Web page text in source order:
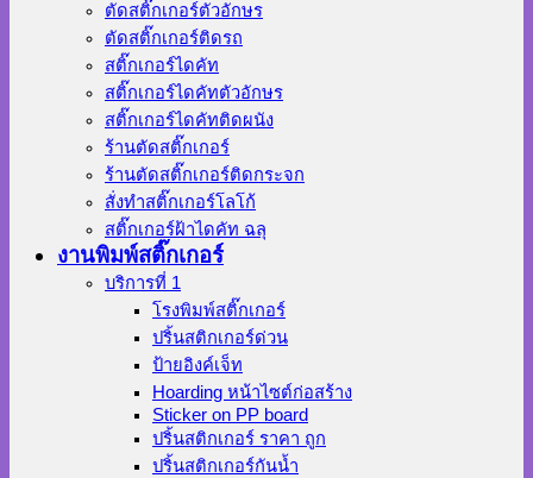
ตัดสติ๊กเกอร์ตัวอักษร
ตัดสติ๊กเกอร์ติดรถ
สติ๊กเกอร์ไดคัท
สติ๊กเกอร์ไดคัทตัวอักษร
สติ๊กเกอร์ไดคัทติดผนัง
ร้านตัดสติ๊กเกอร์
ร้านตัดสติ๊กเกอร์ติดกระจก
สั่งทําสติ๊กเกอร์โลโก้
สติ๊กเกอร์ฝ้าไดคัท ฉลุ
งานพิมพ์สติ๊กเกอร์
บริการที่ 1
โรงพิมพ์สติ๊กเกอร์
ปริ้นสติกเกอร์ด่วน
ป้ายอิงค์เจ็ท
Hoarding หน้าไซต์ก่อสร้าง
Sticker on PP board
ปริ้นสติกเกอร์ ราคา ถูก
ปริ้นสติกเกอร์กันน้ำ